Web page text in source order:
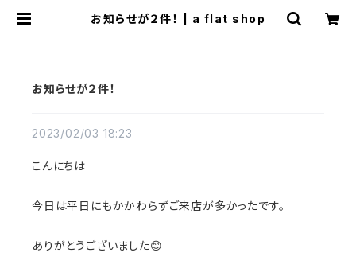
お知らせが２件！ | a flat shop
お知らせが２件！
2023/02/03 18:23
こんにちは
今日は平日にもかかわらずご来店が多かったです。
ありがとうございました😊